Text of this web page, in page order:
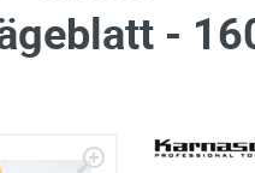
-